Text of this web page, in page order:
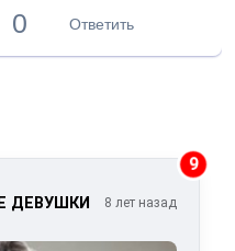
0 Ответить
9
ДЕВУШКИ 8 лет назад